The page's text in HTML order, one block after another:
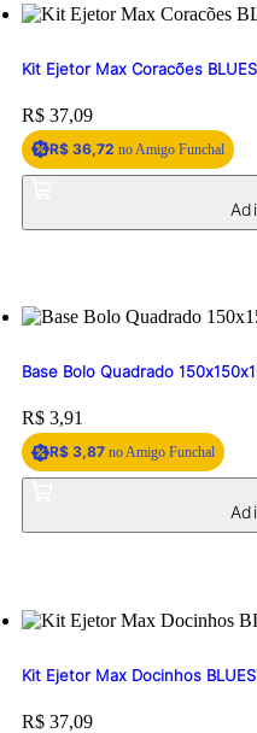
Kit Ejetor Max Coracões
Price:
R$ 37,09
R$ 36,72 no Amigo Funchal
Base Bolo Quadrado
Price:
R$ 3,91
R$ 3,87 no Amigo Funchal
Kit Ejetor Max Docinhos
Price:
R$ 37,09